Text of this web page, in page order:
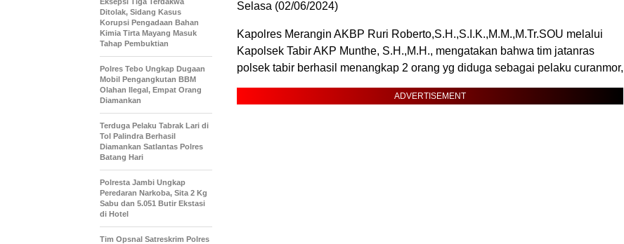
Selasa (02/06/2024)
Kapolres Merangin AKBP Ruri Roberto,S.H.,S.I.K.,M.M.,M.Tr.SOU melalui
Kapolsek Tabir AKP Munthe, S.H.,M.H., mengatakan bahwa tim jatanras
polsek tabir berhasil menangkap 2 orang yg diduga sebagai pelaku curanmor,
ADVERTISEMENT
Ditolak, Sidang Kasus
Korupsi Pengadaan Bahan
Kimia Tirta Mayang Masuk
Tahap Pembuktian
Polres Tebo Ungkap Dugaan
Mobil Pengangkutan BBM
Olahan Ilegal, Empat Orang
Diamankan
Terduga Pelaku Tabrak Lari di
Tol Palindra Berhasil
Diamankan Satlantas Polres
Batang Hari
Polresta Jambi Ungkap
Peredaran Narkoba, Sita 2 Kg
Sabu dan 5.051 Butir Ekstasi
di Hotel
Tim Opsnal Satreskrim Polres